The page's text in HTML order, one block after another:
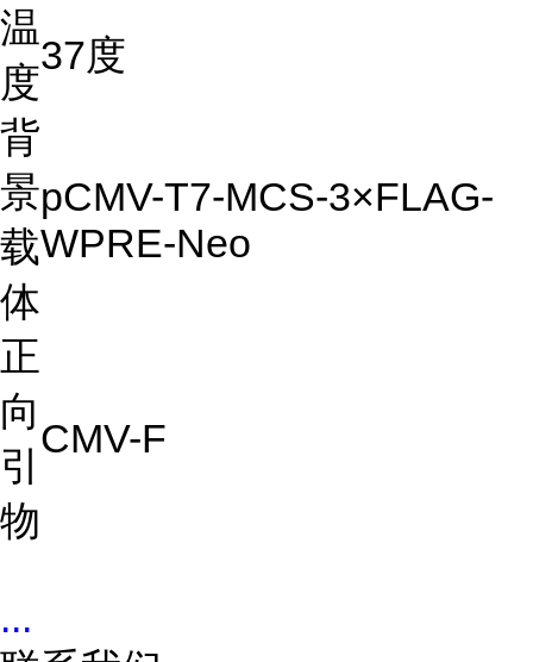
温
度
37度
背
景
载
体
pCMV-T7-MCS-3×FLAG-
WPRE-Neo
正
向
引
物
CMV-F
...